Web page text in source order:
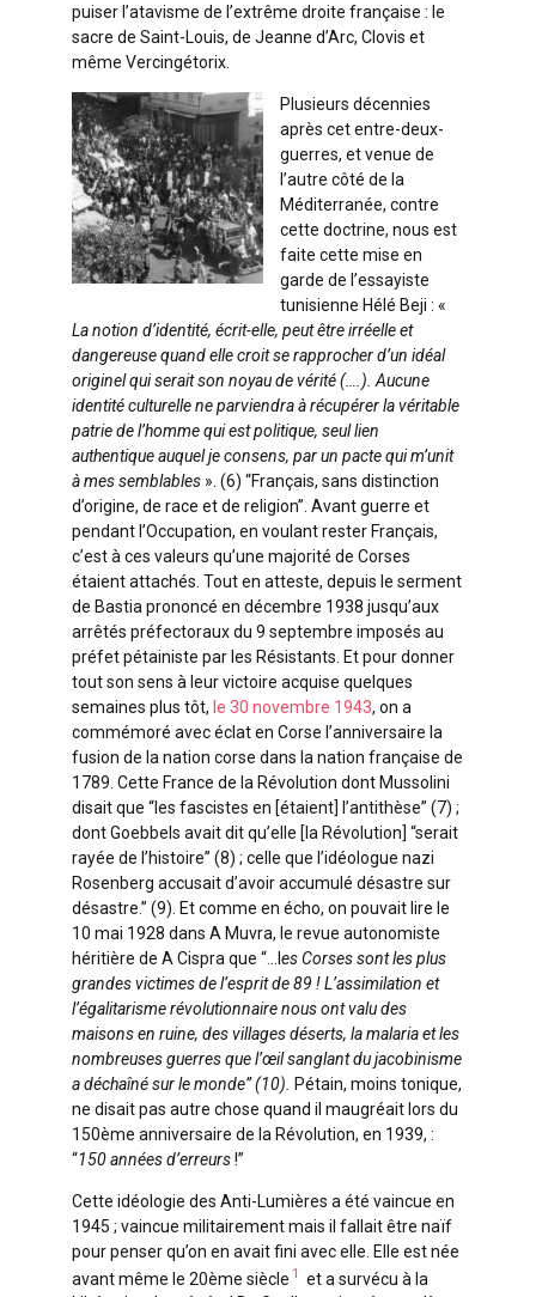
puiser l’atavisme de l’extrême droite française : le
sacre de Saint-Louis, de Jeanne d’Arc, Clovis et
même Vercingétorix.
Plusieurs décennies
après cet entre-deux-
guerres, et venue de
l’autre côté de la
Méditerranée, contre
cette doctrine, nous est
faite cette mise en
garde de l’essayiste
tunisienne Hélé Beji : «
La notion d’identité, écrit-elle, peut être irréelle et
dangereuse quand elle croit se rapprocher d’un idéal
originel qui serait son noyau de vérité (….). Aucune
identité culturelle ne parviendra à récupérer la véritable
patrie de l’homme qui est politique, seul lien
authentique auquel je consens, par un pacte qui m’unit
à mes semblables ». (6) “Français, sans distinction
d’origine, de race et de religion”. Avant guerre et
pendant l’Occupation, en voulant rester Français,
c’est à ces valeurs qu’une majorité de Corses
étaient attachés. Tout en atteste, depuis le serment
de Bastia prononcé en décembre 1938 jusqu’aux
arrêtés préfectoraux du 9 septembre imposés au
préfet pétainiste par les Résistants. Et pour donner
tout son sens à leur victoire acquise quelques
semaines plus tôt, le 30 novembre 1943, on a
commémoré avec éclat en Corse l’anniversaire la
fusion de la nation corse dans la nation française de
1789. Cette France de la Révolution dont Mussolini
disait que “les fascistes en [étaient] l’antithèse” (7) ;
dont Goebbels avait dit qu’elle [la Révolution] “serait
rayée de l’histoire” (8) ; celle que l’idéologue nazi
Rosenberg accusait d’avoir accumulé désastre sur
désastre.” (9). Et comme en écho, on pouvait lire le
10 mai 1928 dans A Muvra, le revue autonomiste
héritière de A Cispra que “…les Corses sont les plus
grandes victimes de l’esprit de 89 ! L’assimilation et
l’égalitarisme révolutionnaire nous ont valu des
maisons en ruine, des villages déserts, la malaria et les
nombreuses guerres que l’œil sanglant du jacobinisme
a déchaîné sur le monde” (10). Pétain, moins tonique,
ne disait pas autre chose quand il maugréait lors du
150ème anniversaire de la Révolution, en 1939, :
“150 années d’erreurs!”
Cette idéologie des Anti-Lumières a été vaincue en
1945 ; vaincue militairement mais il fallait être naïf
pour penser qu’on en avait fini avec elle. Elle est née
avant même le 20ème siècle 1 et a survécu à la